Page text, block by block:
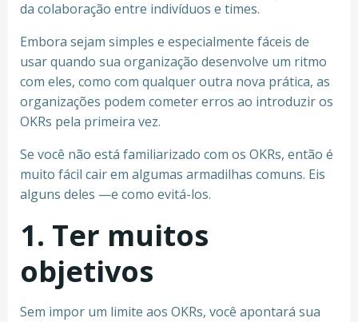
da colaboração entre indivíduos e times.
Embora sejam simples e especialmente fáceis de
usar quando sua organização desenvolve um ritmo
com eles, como com qualquer outra nova prática, as
organizações podem cometer erros ao introduzir os
OKRs pela primeira vez.
Se você não está familiarizado com os OKRs, então é
muito fácil cair em algumas armadilhas comuns. Eis
alguns deles —e como evitá-los.
1. Ter muitos
objetivos
Sem impor um limite aos OKRs, você apontará sua